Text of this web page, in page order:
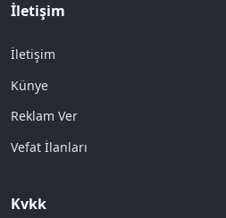
İletişim
İletişim
Künye
Reklam Ver
Vefat İlanları
Kvkk